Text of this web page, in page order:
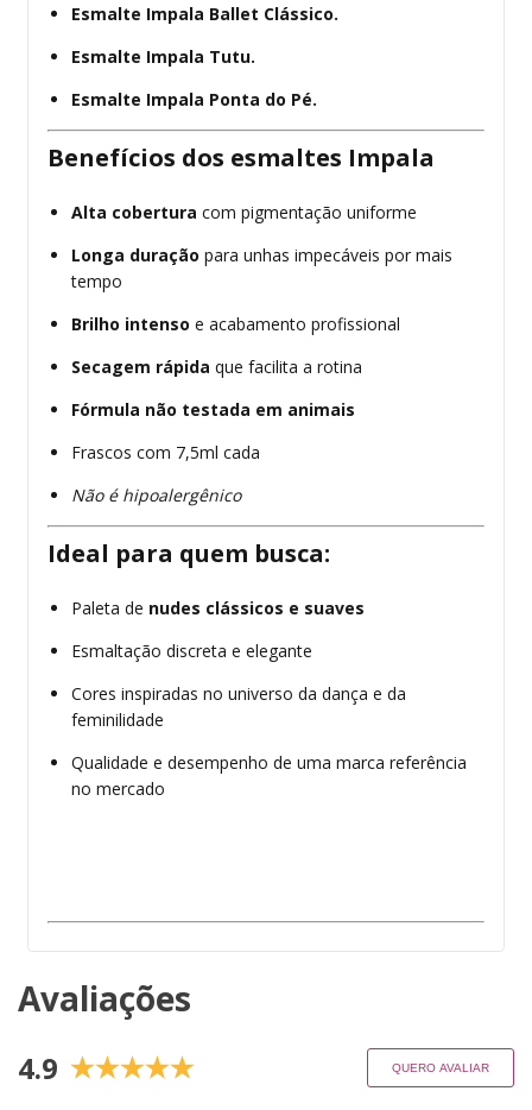
Esmalte Impala Ballet Clássico.
Esmalte Impala Tutu.
Esmalte Impala Ponta do Pé.
Benefícios dos esmaltes Impala
Alta cobertura com pigmentação uniforme
Longa duração para unhas impecáveis por mais
tempo
Brilho intenso e acabamento profissional
Secagem rápida que facilita a rotina
Fórmula não testada em animais
Frascos com 7,5ml cada
Não é hipoalergênico
Ideal para quem busca:
Paleta de nudes clássicos e suaves
Esmaltação discreta e elegante
Cores inspiradas no universo da dança e da
feminilidade
Qualidade e desempenho de uma marca referência
no mercado
Avaliações
4.9 QUERO AVALIAR